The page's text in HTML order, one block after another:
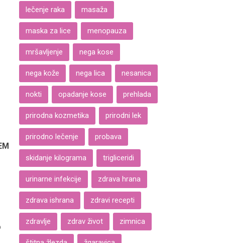
lečenje raka masaža
maska za lice menopauza
mršavljenje nega kose
nega kože nega lica nesanica
nokti opadanje kose prehlada
prirodna kozmetika prirodni lek
prirodno lečenje probava
skidanje kilograma trigliceridi
urinarne infekcije zdrava hrana
zdrava ishrana zdravi recepti
zdravlje zdrav život zimnica